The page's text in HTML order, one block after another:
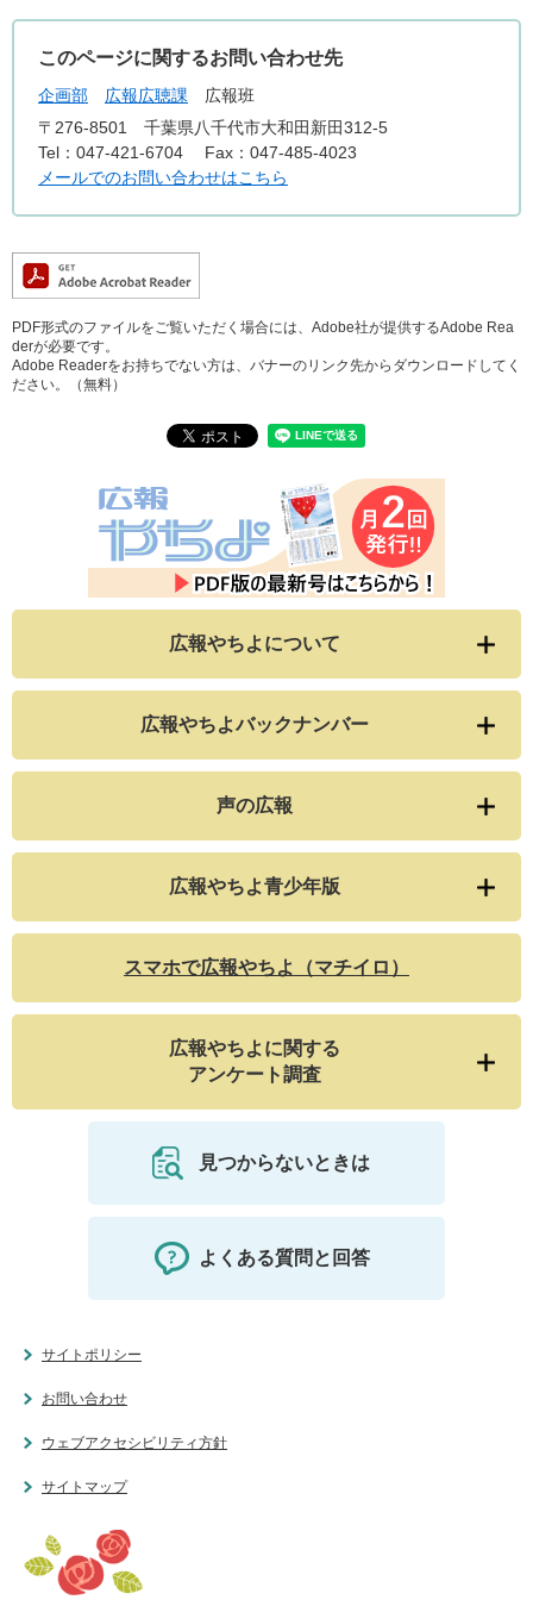
このページに関するお問い合わせ先
企画部 広報広聴課
広報班
〒276-8501
千葉県八千代市大和田新田312-5
Tel：047-421-6704
Fax：047-485-4023
メールでのお問い合わせはこちら
PDF形式のファイルをご覧いただく場合には、Adobe社が提供するAdobe Rea
derが必要です。
Adobe Readerをお持ちでない方は、バナーのリンク先からダウンロードしてく
ださい。（無料）
広報やちよについて
広報やちよバックナンバー
声の広報
広報やちよ青少年版
スマホで広報やちよ（マチイロ）
広報やちよに関する
アンケート調査
見つからないときは
よくある質問と回答
サイトポリシー
お問い合わせ
ウェブアクセシビリティ方針
サイトマップ